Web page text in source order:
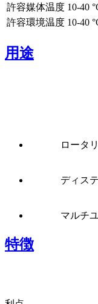
許容媒体温度 10-40
許容環境温度 10-40
用途
ロータ
ディス
マルチ
特徴